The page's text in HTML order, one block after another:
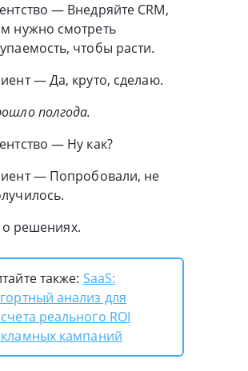
— Внедряйте CRM,
нужно смотреть
чтобы расти.
— Да, круто, сделаю.
полгода.
— Ну как?
— Попробовали, не
решениях.
также: SaaS:
анализ для
реального ROI
кампаний